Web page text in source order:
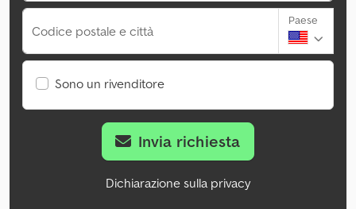
Codice postale e città
Paese
Sono un rivenditore
Invia richiesta
Dichiarazione sulla privacy